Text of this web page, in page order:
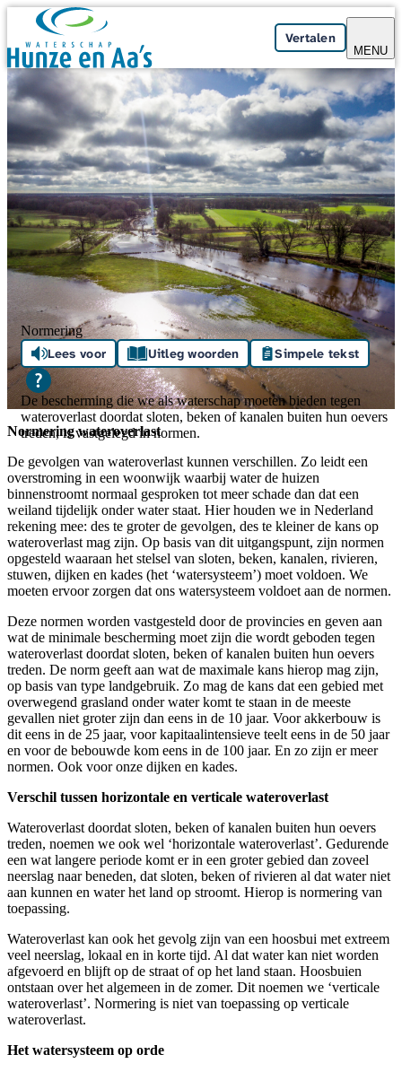
Skip navigation
Vertalen
MENU
Normering
Lees voor Uitleg woorden Simpele tekst
De bescherming die we als waterschap moeten bieden tegen
wateroverlast doordat sloten, beken of kanalen buiten hun oevers
treden, is vastgelegd in normen.
Normering wateroverlast
De gevolgen van wateroverlast kunnen verschillen. Zo leidt een
overstroming in een woonwijk waarbij water de huizen
binnenstroomt normaal gesproken tot meer schade dan dat een
weiland tijdelijk onder water staat. Hier houden we in Nederland
rekening mee: des te groter de gevolgen, des te kleiner de kans op
wateroverlast mag zijn. Op basis van dit uitgangspunt, zijn normen
opgesteld waaraan het stelsel van sloten, beken, kanalen, rivieren,
stuwen, dijken en kades (het ‘watersysteem’) moet voldoen. We
moeten ervoor zorgen dat ons watersysteem voldoet aan de normen.
Deze normen worden vastgesteld door de provincies en geven aan
wat de minimale bescherming moet zijn die wordt geboden tegen
wateroverlast doordat sloten, beken of kanalen buiten hun oevers
treden. De norm geeft aan wat de maximale kans hierop mag zijn,
op basis van type landgebruik. Zo mag de kans dat een gebied met
overwegend grasland onder water komt te staan in de meeste
gevallen niet groter zijn dan eens in de 10 jaar. Voor akkerbouw is
dit eens in de 25 jaar, voor kapitaalintensieve teelt eens in de 50 jaar
en voor de bebouwde kom eens in de 100 jaar. En zo zijn er meer
normen. Ook voor onze dijken en kades.
Verschil tussen horizontale en verticale wateroverlast
Wateroverlast doordat sloten, beken of kanalen buiten hun oevers
treden, noemen we ook wel ‘horizontale wateroverlast’. Gedurende
een wat langere periode komt er in een groter gebied dan zoveel
neerslag naar beneden, dat sloten, beken of rivieren al dat water niet
aan kunnen en water het land op stroomt. Hierop is normering van
toepassing.
Wateroverlast kan ook het gevolg zijn van een hoosbui met extreem
veel neerslag, lokaal en in korte tijd. Al dat water kan niet worden
afgevoerd en blijft op de straat of op het land staan. Hoosbuien
ontstaan over het algemeen in de zomer. Dit noemen we ‘verticale
wateroverlast’. Normering is niet van toepassing op verticale
wateroverlast.
Het watersysteem op orde